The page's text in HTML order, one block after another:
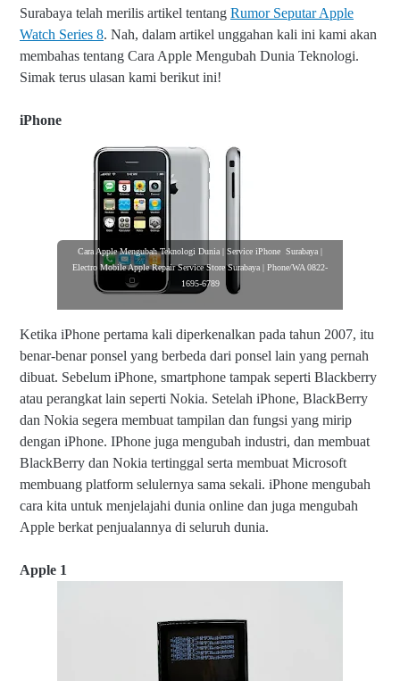
Surabaya telah merilis artikel tentang Rumor Seputar Apple
Watch Series 8. Nah, dalam artikel unggahan kali ini kami akan
membahas tentang Cara Apple Mengubah Dunia Teknologi.
Simak terus ulasan kami berikut ini!
iPhone
Cara Apple Mengubah Teknologi Dunia | Service iPhone Surabaya |
Electro Mobile Apple Repair Service Store Surabaya | Phone/WA 0822-
1695-6789
Ketika iPhone pertama kali diperkenalkan pada tahun 2007, itu
benar-benar ponsel yang berbeda dari ponsel lain yang pernah
dibuat. Sebelum iPhone, smartphone tampak seperti Blackberry
atau perangkat lain seperti Nokia. Setelah iPhone, BlackBerry
dan Nokia segera membuat tampilan dan fungsi yang mirip
dengan iPhone. IPhone juga mengubah industri, dan membuat
BlackBerry dan Nokia tertinggal serta membuat Microsoft
membuang platform selulernya sama sekali. iPhone mengubah
cara kita untuk menjelajahi dunia online dan juga mengubah
Apple berkat penjualannya di seluruh dunia.
Apple 1